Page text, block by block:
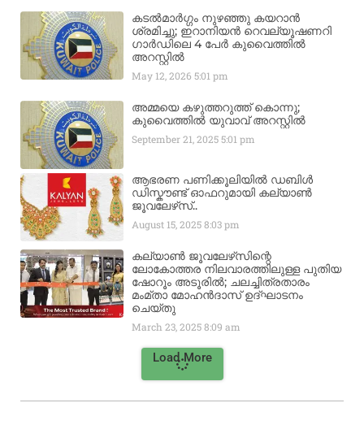
കടൽമാർഗ്ഗം നുഴഞ്ഞു കയറാൻ
ശ്രമിച്ചു; ഇറാനിയൻ റെവല്യൂഷണറി
ഗാർഡിലെ 4 പേർ കുവൈത്തിൽ
അറസ്റ്റിൽ
May 12, 20265:01 pm
അമ്മയെ കഴുത്തറുത്ത് കൊന്നു;
കുവൈത്തിൽ യുവാവ് അറസ്റ്റിൽ
September 21, 20255:01 pm
ആഭരണ പണിക്കൂലിയിൽ ഡബിൾ
ഡിസ്കൗണ്ട് ഓഫറുമായി കല്യാൺ
ജൂവലേഴ്‌സ്..
August 15, 20258:03 pm
കല്യാൺ ജൂവലേഴ്‌സിന്റെ
ലോകോത്തര നിലവാരത്തിലുള്ള പുതിയ
ഷോറൂം അടൂരിൽ; ചലച്ചിത്രതാരം
മംമ്താ മോഹൻദാസ് ഉദ്ഘാടനം
ചെയ്‌തു
March 23, 20258:09 am
Load More